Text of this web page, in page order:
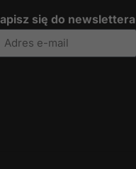
się do newslettera